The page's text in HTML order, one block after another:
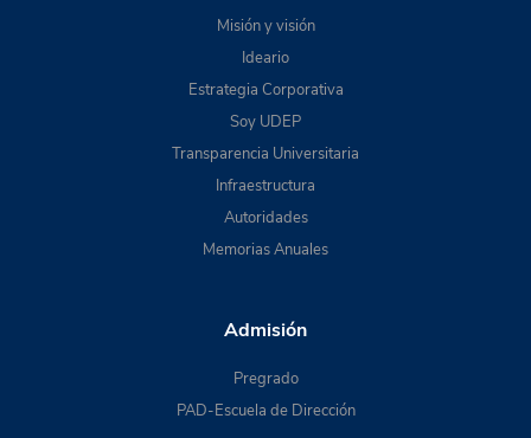
Misión y visión
Ideario
Estrategia Corporativa
Soy UDEP
Transparencia Universitaria
Infraestructura
Autoridades
Memorias Anuales
Admisión
Pregrado
PAD-Escuela de Dirección